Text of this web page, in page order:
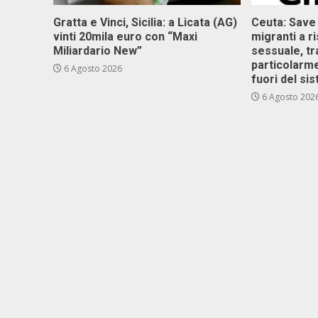
Gratta e Vinci, Sicilia: a Licata (AG)
vinti 20mila euro con “Maxi
Miliardario New”
6 Agosto 2026
Ceuta:
migranti a
sessuale,
fuori del
6 Agosto